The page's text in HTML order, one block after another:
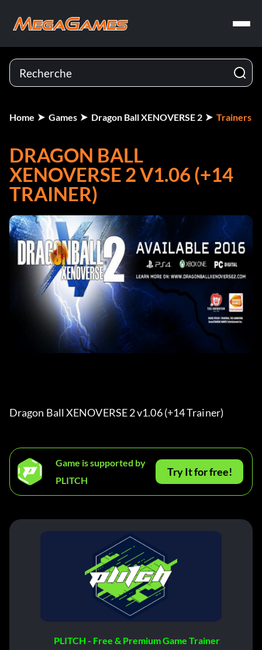
Home Games Dragon Ball XENOVERSE 2 Trainers
DRAGON BALL
XENOVERSE 2 V1.06 (+14
TRAINER)
Dragon Ball XENOVERSE 2 v1.06 (+14 Trainer)
Game is supported by
PLITCH
Try It for free!
PLITCH - Free & Premium Game Trainer